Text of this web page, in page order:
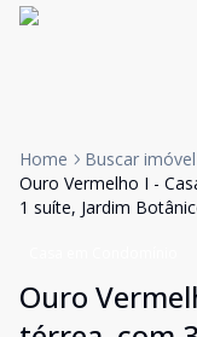
Home
Buscar imóvel
Ouro Vermelho I -
1 suíte, Jardim
Ouro